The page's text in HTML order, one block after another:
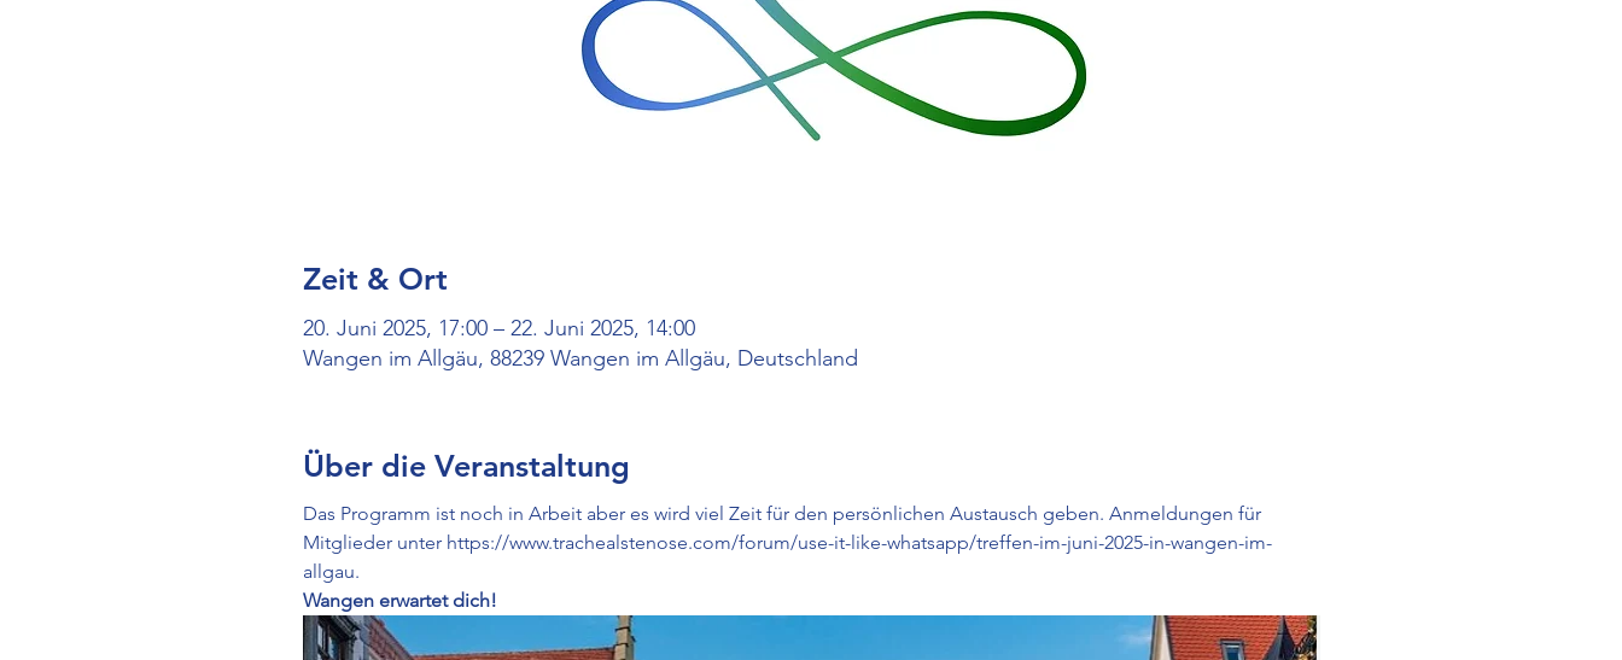
Zeit & Ort
20. Juni 2025, 17:00 – 22. Juni 2025, 14:00
Wangen im Allgäu, 88239 Wangen im Allgäu, Deutschland
Über die Veranstaltung
Das Programm ist noch in Arbeit aber es wird viel Zeit für den persönlichen Austausch geben. Anmeldungen für
Mitglieder unter https://www.trachealstenose.com/forum/use-it-like-whatsapp/treffen-im-juni-2025-in-wangen-im-
allgau.
Wangen erwartet dich!